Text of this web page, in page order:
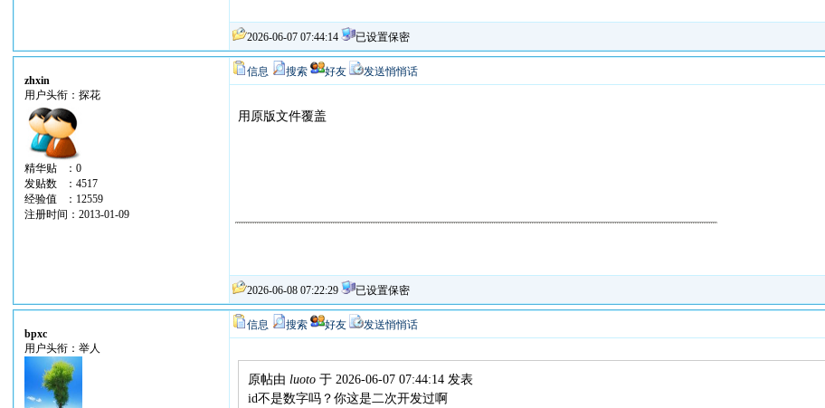
2026-06-07 07:44:14 已设置保密
zhxin
用户头衔：探花
精华贴 ：0
发贴数 ：4517
经验值 ：12559
注册时间：2013-01-09
信息 搜索 好友 发送悄悄话
用原版文件覆盖
2026-06-08 07:22:29 已设置保密
bpxc
用户头衔：举人
信息 搜索 好友 发送悄悄话
原帖由 luoto于 2026-06-07 07:44:14 发表
id不是数字吗？你这是二次开发过啊